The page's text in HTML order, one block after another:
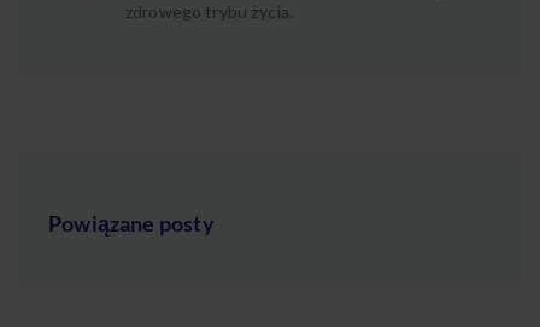
zdrowego trybu życia.
Powiązane posty